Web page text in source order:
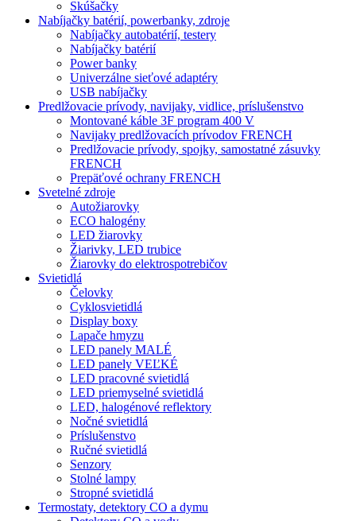
Skúšačky
Nabíjačky batérií, powerbanky, zdroje
Nabíjačky autobatérií, testery
Nabíjačky batérií
Power banky
Univerzálne sieťové adaptéry
USB nabíjačky
Predlžovacie prívody, navijaky, vidlice, príslušenstvo
Montované káble 3F program 400 V
Navijaky predlžovacích prívodov FRENCH
Predlžovacie prívody, spojky, samostatné zásuvky
FRENCH
Prepäťové ochrany FRENCH
Svetelné zdroje
Autožiarovky
ECO halogény
LED žiarovky
Žiarivky, LED trubice
Žiarovky do elektrospotrebičov
Svietidlá
Čelovky
Cyklosvietidlá
Display boxy
Lapače hmyzu
LED panely MALÉ
LED panely VEĽKÉ
LED pracovné svietidlá
LED priemyselné svietidlá
LED, halogénové reflektory
Nočné svietidlá
Príslušenstvo
Ručné svietidlá
Senzory
Stolné lampy
Stropné svietidlá
Termostaty, detektory CO a dymu